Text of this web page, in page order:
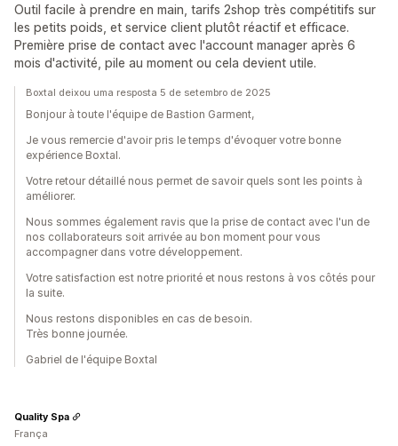
Outil facile à prendre en main, tarifs 2shop très compétitifs sur
les petits poids, et service client plutôt réactif et efficace.
Première prise de contact avec l'account manager après 6
mois d'activité, pile au moment ou cela devient utile.
Boxtal deixou uma resposta 5 de setembro de 2025
Bonjour à toute l'équipe de Bastion Garment,
Je vous remercie d'avoir pris le temps d'évoquer votre bonne
expérience Boxtal.
Votre retour détaillé nous permet de savoir quels sont les points à
améliorer.
Nous sommes également ravis que la prise de contact avec l'un de
nos collaborateurs soit arrivée au bon moment pour vous
accompagner dans votre développement.
Votre satisfaction est notre priorité et nous restons à vos côtés pour
la suite.
Nous restons disponibles en cas de besoin.
Très bonne journée.
Gabriel de l'équipe Boxtal
Quality Spa
França